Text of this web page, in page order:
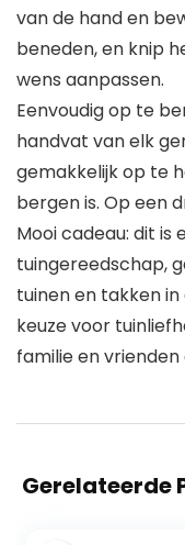
van de hand en
beneden, en knip
wens aanpassen.
Eenvoudig op te
handvat van elk
gemakkelijk op te
bergen is. Op een
Mooi cadeau: dit
tuingereedschap,
tuinen en takken
keuze voor
familie en
Gerelateerde